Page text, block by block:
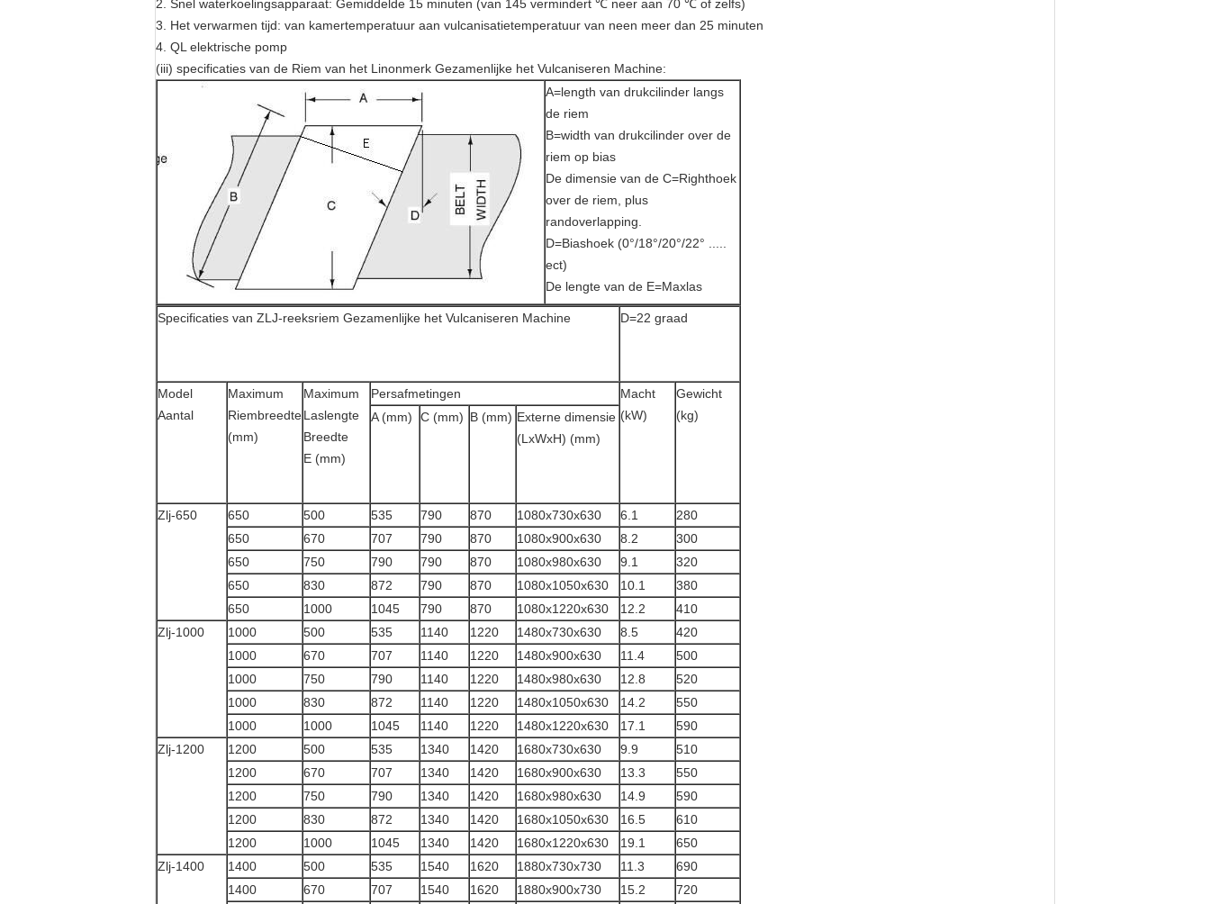
2. Snel waterkoelingsapparaat: Gemiddelde 15 minuten (van 145 vermindert ℃ neer aan 70 ℃ of zelfs)
3. Het verwarmen tijd: van kamertemperatuur aan vulcanisatietemperatuur van neen meer dan 25 minuten
4. QL elektrische pomp
(iii) specificaties van de Riem van het Linonmerk Gezamenlijke het Vulcaniseren Machine:
A=length van drukcilinder langs
de riem
B=width van drukcilinder over de
riem op bias
De dimensie van de C=Righthoek
over de riem, plus
randoverlapping.
D=Biashoek (0°/18°/20°/22° .....
ect)
De lengte van de E=Maxlas
Specificaties van ZLJ-reeksriem Gezamenlijke het Vulcaniseren Machine D=22 graad
Model
Aantal
Maximum
Riembreedte
(mm)
Maximum
Laslengte
Breedte
E (mm)
Persafmetingen
Macht
(kW)
Gewicht
(kg)
A (mm) C (mm) B (mm) Externe dimensie
(LxWxH) (mm)
Zlj-650 650 500 535 790 870 1080x730x630 6.1
280
650
670 707 790 870 1080x900x630 8.2
300
650
750 790 790 870 1080x980x630 9.1
320
650
830 872 790 870 1080x1050x630 10.1
380
650
1000 1045 790 870 1080x1220x630 12.2
410
Zlj-1000
1000 500 535 1140 1220 1480x730x630 8.5
420
1000
670 707 1140 1220 1480x900x630 11.4
500
1000
750 790 1140 1220 1480x980x630 12.8
520
1000
830 872 1140 1220 1480x1050x630 14.2
550
1000
1000 1045 1140 1220 1480x1220x630 17.1
590
Zlj-1200
1200 500 535 1340 1420 1680x730x630 9.9
510
1200
670 707 1340 1420 1680x900x630 13.3
550
1200
750 790 1340 1420 1680x980x630 14.9
590
1200
830 872 1340 1420 1680x1050x630 16.5
610
1200
1000 1045 1340 1420 1680x1220x630 19.1
650
Zlj-1400
1400 500 535 1540 1620 1880x730x730 11.3
690
1400
670 707 1540 1620 1880x900x730 15.2
720